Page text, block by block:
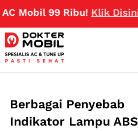
99 Ribu!Klik Disini
Berbagai Penyebab
Indikator Lampu ABS